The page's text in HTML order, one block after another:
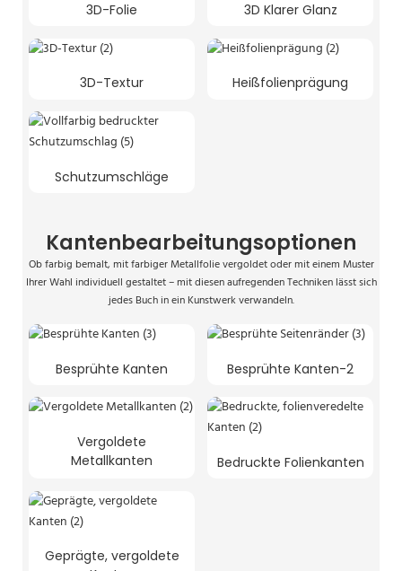
3D-Folie 3D Klarer Glanz
3D-Textur Heißfolienprägung
Schutzumschläge
Kantenbearbeitungsoptionen
Ob farbig bemalt, mit farbiger Metallfolie vergoldet oder mit einem Muster
Ihrer Wahl individuell gestaltet – mit diesen aufregenden Techniken lässt sich
jedes Buch in ein Kunstwerk verwandeln.
Besprühte Kanten Besprühte Kanten-2
Vergoldete
Metallkanten
Bedruckte Folienkanten
Geprägte, vergoldete